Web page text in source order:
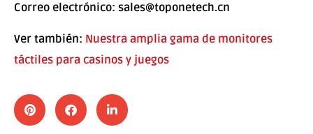
Correo electrónico: sales@toponetech.cn
Ver también: Nuestra amplia gama de monitores
táctiles para casinos y juegos